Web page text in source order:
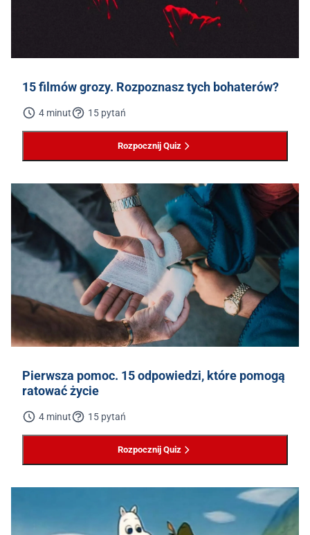
15 filmów grozy. Rozpoznasz tych bohaterów?
4 minut 15 pytań
Rozpocznij Quiz
Pierwsza pomoc. 15 odpowiedzi, które pomogą
ratować życie
4 minut 15 pytań
Rozpocznij Quiz